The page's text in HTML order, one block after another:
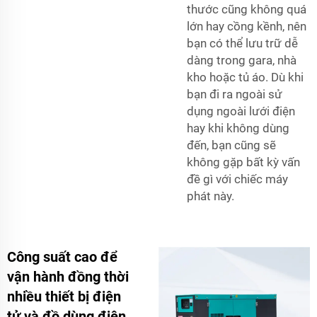
thước cũng không quá
lớn hay cồng kềnh, nên
bạn có thể lưu trữ dễ
dàng trong gara, nhà
kho hoặc tủ áo. Dù khi
bạn đi ra ngoài sử
dụng ngoài lưới điện
hay khi không dùng
đến, bạn cũng sẽ
không gặp bất kỳ vấn
đề gì với chiếc máy
phát này.
Công suất cao để
vận hành đồng thời
nhiều thiết bị điện